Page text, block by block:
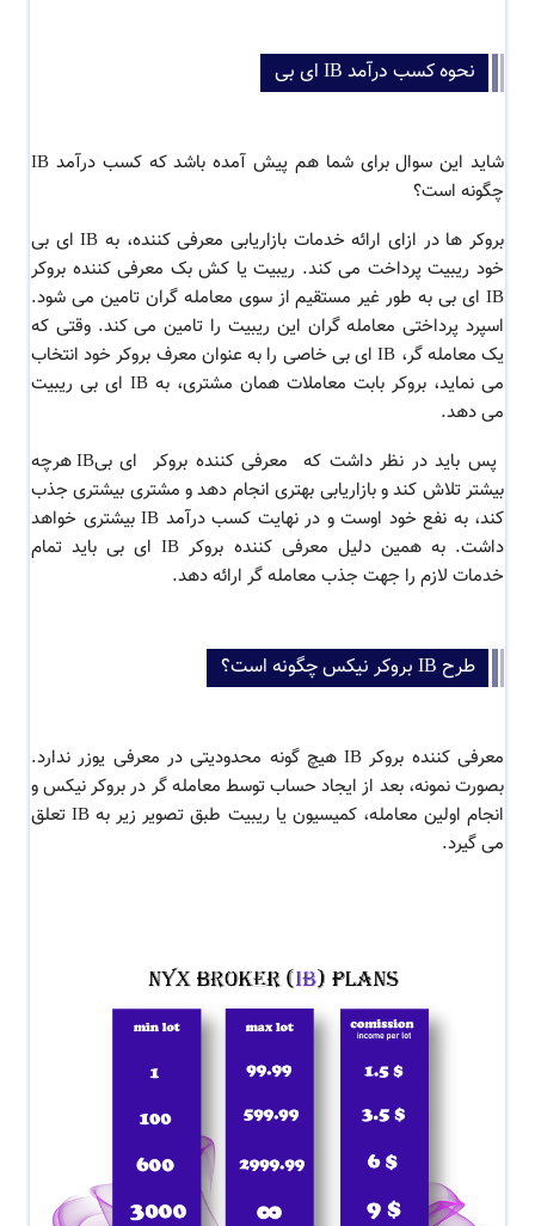
نحوه کسب درآمد IB ای بی
شاید این سوال برای شما هم پیش آمده باشد کهکسب درآمد IB
چگونه است؟
بروکر ها در ازای ارائه خدمات بازاریابی معرفی کننده، به IB
ای بی
خود ریبیت پرداخت می کند. ریبیت یا کش بک معرفی کننده بروکر
IB ای بیبه طور غیر مستقیم از سوی معامله گران تامین می شود.
اسپرد پرداختی معامله گران این ریبیت را تامین می کند. وقتی که
یک معامله گر، IB
ای بیخاصی را به عنوان معرف بروکر خود انتخاب
می نماید، بروکر بابت معاملات همان مشتری، به IB
ای بی ریبیت
می دهد.
پس باید در نظر داشت کهمعرفی کننده بروکر ای بی
IB هرچه
بیشتر تلاش کند و بازاریابی بهتری انجام دهد و مشتری بیشتری جذب
کند، به نفع خود اوست و در نهایت کسب درآمد IB
بیشتری خواهد
داشت. به همین دلیل معرفی کننده بروکر IB
ای بی باید تمام
خدمات لازم را جهت جذب معامله گر ارائه دهد.
طرح IB بروکر نیکس چگونه است؟
معرفی کننده بروکر IB هیچ گونه محدودیتی در معرفی یوزر ندارد.
بصورت نمونه، بعد از ایجاد حساب توسط معامله گر در بروکر نیکس و
انجام اولین معامله، کمیسیون یا ریبیت طبق تصویر زیر به IB تعلق
می گیرد.